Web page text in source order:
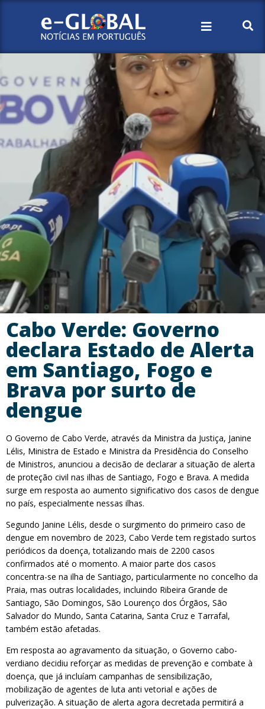
Cabo Verde: Governo
declara Estado de Alerta
em Santiago, Fogo e
Brava por surto de
dengue
O Governo de Cabo Verde, através da Ministra da Justiça, Janine
Lélis, Ministra de Estado e Ministra da Presidência do Conselho
de Ministros, anunciou a decisão de declarar a situação de alerta
de proteção civil nas ilhas de Santiago, Fogo e Brava. A medida
surge em resposta ao aumento significativo dos casos de dengue
no país, especialmente nessas ilhas.
Segundo Janine Lélis, desde o surgimento do primeiro caso de
dengue em novembro de 2023, Cabo Verde tem registado surtos
periódicos da doença, totalizando mais de 2200 casos
confirmados até o momento. A maior parte dos casos
concentra-se na ilha de Santiago, particularmente no concelho da
Praia, mas outras localidades, incluindo Ribeira Grande de
Santiago, São Domingos, São Lourenço dos Órgãos, São
Salvador do Mundo, Santa Catarina, Santa Cruz e Tarrafal,
também estão afetadas.
Em resposta ao agravamento da situação, o Governo cabo-
verdiano decidiu reforçar as medidas de prevenção e combate à
doença, que já incluíam campanhas de sensibilização,
mobilização de agentes de luta anti vetorial e ações de
pulverização. A situação de alerta agora decretada permitirá a